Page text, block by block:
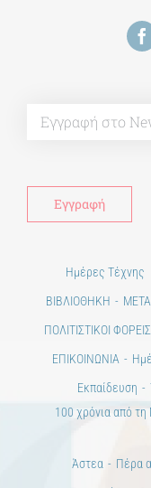
Ημέρες Τέχνης
ΒΙΒΛΙΟΘΗΚΗ
ΠΟΛΙΤΙΣΤΙΚΟΙ ΦΟΡΕΙΣ
ΕΠΙΚΟΙΝΩΝΙΑ
100 χρόνια από